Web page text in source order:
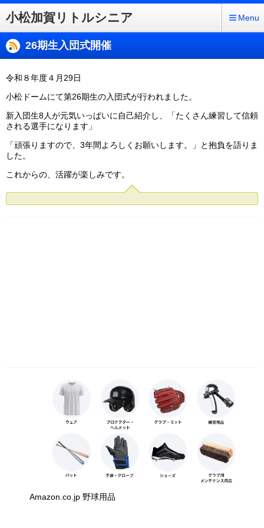
小松加賀リトルシニア Menu
26期生入団式開催
令和８年度４月29日
小松ドームにて第26期生の入団式が行われました。
新入団生8人が元気いっぱいに自己紹介し、「たくさん練習して信頼
される選手になります」
「頑張りますので、3年間よろしくお願いします。」と抱負を語りま
した。
これからの、活躍が楽しみです。
Amazon.co.jp 野球用品